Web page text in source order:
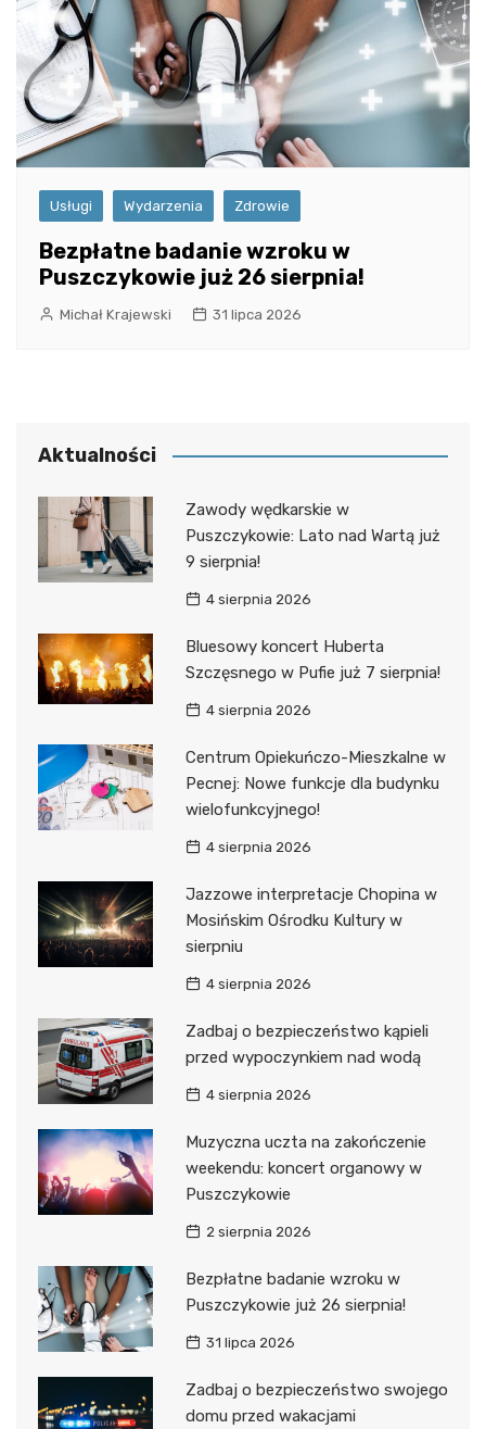
Usługi Wydarzenia Zdrowie
Bezpłatne badanie wzroku w
Puszczykowie już 26 sierpnia!
Michał Krajewski 31 lipca 2026
Aktualności
Zawody wędkarskie w
Puszczykowie: Lato nad Wartą już
9 sierpnia!
4 sierpnia 2026
Bluesowy koncert Huberta
Szczęsnego w Pufie już 7 sierpnia!
4 sierpnia 2026
Centrum Opiekuńczo-Mieszkalne w
Pecnej: Nowe funkcje dla budynku
wielofunkcyjnego!
4 sierpnia 2026
Jazzowe interpretacje Chopina w
Mosińskim Ośrodku Kultury w
sierpniu
4 sierpnia 2026
Zadbaj o bezpieczeństwo kąpieli
przed wypoczynkiem nad wodą
4 sierpnia 2026
Muzyczna uczta na zakończenie
weekendu: koncert organowy w
Puszczykowie
2 sierpnia 2026
Bezpłatne badanie wzroku w
Puszczykowie już 26 sierpnia!
31 lipca 2026
Zadbaj o bezpieczeństwo swojego
domu przed wakacjami